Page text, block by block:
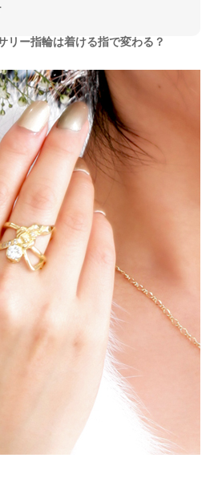
リー指輪は着ける指で変わる？